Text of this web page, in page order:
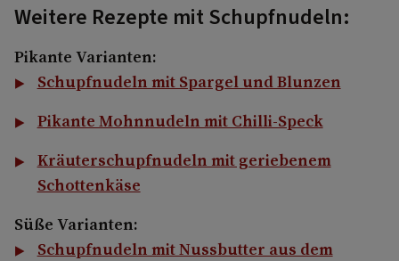
Weitere Rezepte mit Schupfnudeln:
Pikante Varianten:
Schupfnudeln mit Spargel und Blunzen
Pikante Mohnnudeln mit Chilli-Speck
Kräuterschupfnudeln mit geriebenem
Schottenkäse
Süße Varianten:
Schupfnudeln mit Nussbutter aus dem